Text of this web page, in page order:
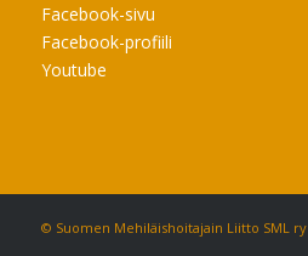
Facebook-sivu
Facebook-profiili
Youtube
© Suomen Mehiläishoitajain Liitto SML ry